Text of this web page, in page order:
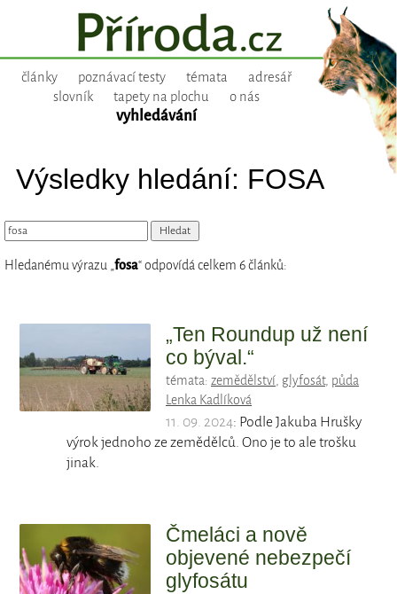
články poznávací testy témata
adresář
slovník
tapety na plochu o nás
vyhledávání
Výsledky hledání: FOSA
Hledanému výrazu „fosa“ odpovídá celkem 6 článků:
„Ten Roundup už není
co býval.“
témata: zemědělství, glyfosát, půda
Lenka Kadlíková
11. 09. 2024: Podle Jakuba Hrušky
výrok jednoho ze zemědělců. Ono je to ale trošku
jinak.
Čmeláci a nově
objevené nebezpečí
glyfosátu